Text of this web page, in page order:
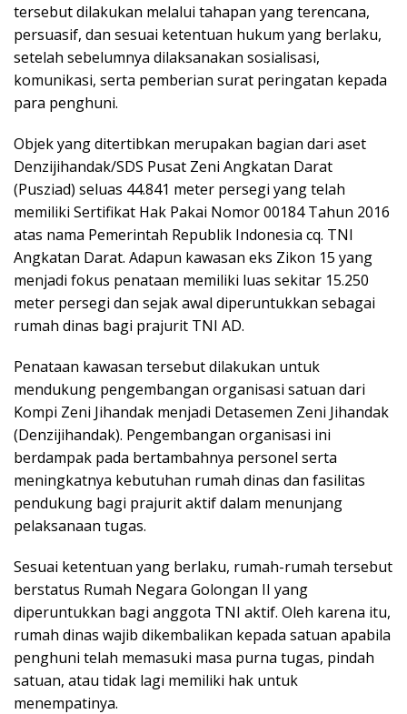
tersebut dilakukan melalui tahapan yang terencana,
persuasif, dan sesuai ketentuan hukum yang berlaku,
setelah sebelumnya dilaksanakan sosialisasi,
komunikasi, serta pemberian surat peringatan kepada
para penghuni.
Objek yang ditertibkan merupakan bagian dari aset
Denzijihandak/SDS Pusat Zeni Angkatan Darat
(Pusziad) seluas 44.841 meter persegi yang telah
memiliki Sertifikat Hak Pakai Nomor 00184 Tahun 2016
atas nama Pemerintah Republik Indonesia cq. TNI
Angkatan Darat. Adapun kawasan eks Zikon 15 yang
menjadi fokus penataan memiliki luas sekitar 15.250
meter persegi dan sejak awal diperuntukkan sebagai
rumah dinas bagi prajurit TNI AD.
Penataan kawasan tersebut dilakukan untuk
mendukung pengembangan organisasi satuan dari
Kompi Zeni Jihandak menjadi Detasemen Zeni Jihandak
(Denzijihandak). Pengembangan organisasi ini
berdampak pada bertambahnya personel serta
meningkatnya kebutuhan rumah dinas dan fasilitas
pendukung bagi prajurit aktif dalam menunjang
pelaksanaan tugas.
Sesuai ketentuan yang berlaku, rumah-rumah tersebut
berstatus Rumah Negara Golongan II yang
diperuntukkan bagi anggota TNI aktif. Oleh karena itu,
rumah dinas wajib dikembalikan kepada satuan apabila
penghuni telah memasuki masa purna tugas, pindah
satuan, atau tidak lagi memiliki hak untuk
menempatinya.